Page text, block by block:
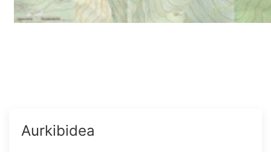
Aurkibidea